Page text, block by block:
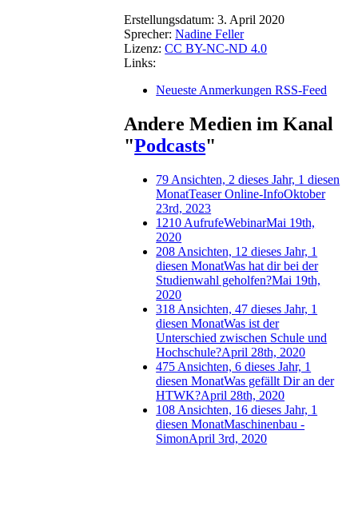
Erstellungsdatum: 3. April 2020
Sprecher: Nadine Feller
Lizenz: CC BY-NC-ND 4.0
Links:
Neueste Anmerkungen RSS-Feed
Andere Medien im Kanal
"Podcasts"
79 Ansichten, 2 dieses Jahr, 1 diesen
MonatTeaser Online-InfoOktober
23rd, 2023
1210 AufrufeWebinarMai 19th,
2020
208 Ansichten, 12 dieses Jahr, 1
diesen MonatWas hat dir bei der
Studienwahl geholfen?Mai 19th,
2020
318 Ansichten, 47 dieses Jahr, 1
diesen MonatWas ist der
Unterschied zwischen Schule und
Hochschule?April 28th, 2020
475 Ansichten, 6 dieses Jahr, 1
diesen MonatWas gefällt Dir an der
HTWK?April 28th, 2020
108 Ansichten, 16 dieses Jahr, 1
diesen MonatMaschinenbau -
SimonApril 3rd, 2020